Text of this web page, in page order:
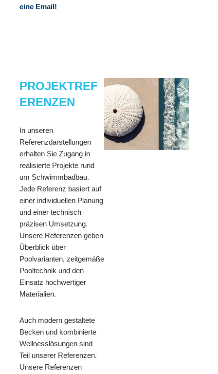
eine Email!
PROJEKTREF
ERENZEN
In unseren
Referenzdarstellungen
erhalten Sie Zugang in
realisierte Projekte rund
um Schwimmbadbau.
Jede Referenz basiert auf
einer individuellen Planung
und einer technisch
präzisen Umsetzung.
Unsere Referenzen geben
Überblick über
Poolvarianten, zeitgemäße
Pooltechnik und den
Einsatz hochwertiger
Materialien.
Auch modern gestaltete
Becken und kombinierte
Wellnesslösungen sind
Teil unserer Referenzen.
Unsere Referenzen